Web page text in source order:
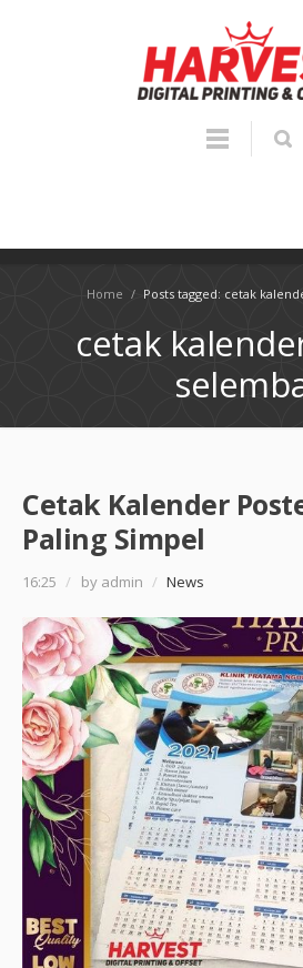
Home / Posts tagged: cetak
cetak
Cetak Kalender
Paling Simpel
16:25 / by admin / News